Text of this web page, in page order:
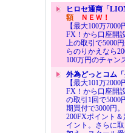
ヒロセ通商「
額ＮＥＷ！
【最大100万
FX！から口座開
上の取引で5000
らのりかえなら
100万円のチャン
外為どっとコム
【最大101万
FX！から口座開
の取引1回で5000
期買付で3000円
200FXポイント
イント。さらに